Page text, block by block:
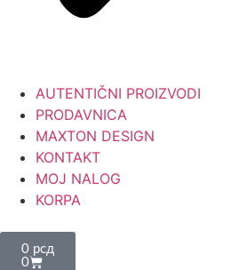
AUTENTIČNI PROIZVODI
PRODAVNICA
MAXTON DESIGN
KONTAKT
MOJ NALOG
KORPA
0 рсд
0